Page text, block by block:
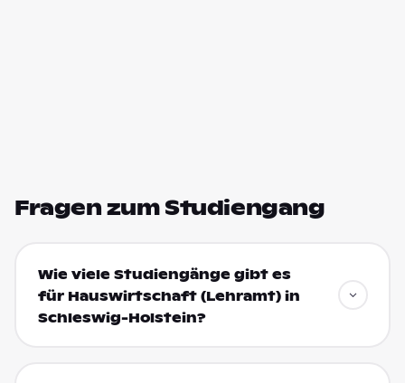
Fragen zum Studiengang
Wie viele Studiengänge gibt es
für Hauswirtschaft (Lehramt) in
Schleswig-Holstein?